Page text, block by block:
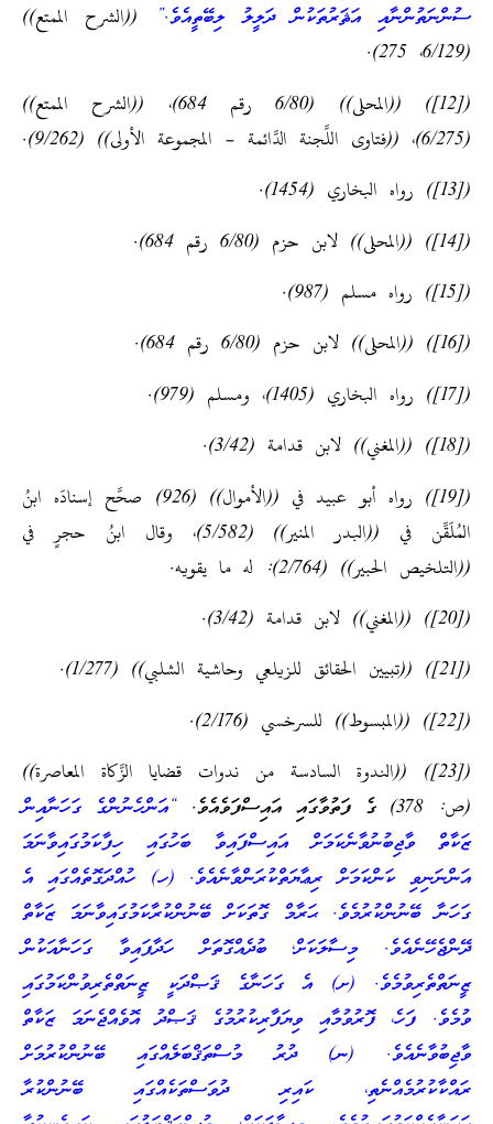
ސުންނަތުންނާއި އަޘަރުތަކުން ދަލީލު ލިބޭތީއެވެ.”
((الشرح الممتع))
(6/129، 275).
([12]) ((المحلى)) (6/80 رقم 684)، ((الشرح الممتع))
(6/275)، ((فتاوى اللَّجنة الدَّائمة – المجموعة الأولى)) (9/262).
([13]) رواه البخاري (1454).
([14]) ((المحلى)) لابن حزم (6/80 رقم 684).
([15]) رواه مسلم (987).
([16]) ((المحلى)) لابن حزم (6/80 رقم 684).
([17]) رواه البخاري (1405)، ومسلم (979).
([18]) ((المغني)) لابن قدامة (3/42).
([19]) رواه أبو عبيد في ((الأموال)) (926) صحَّح إسنادَه ابنُ
المُلَقِّن في ((البدر المنير)) (5/582)، وقال ابنُ حجرٍ في
((التلخيص الحبير)) (2/764): له ما يقويه.
([20]) ((المغني)) لابن قدامة (3/42).
([21]) ((تبيين الحقائق للزيلعي وحاشية الشلبي)) (1/277).
([22]) ((المبسوط)) للسرخسي (2/176).
([23]) ((الندوة السادسة من ندوات قضايا الزَّكاة المعاصرة))
(ص: 378) ގެ ފަތުވާގައި އައިސްފަވެއެވެ.
“އަންހެނުންގެ ގަހަނާއިން
ޒަކާތް ވާޖިބުނުވާނެކަމަށް އައިސްފައިވާ ބަހުގައި ހިފާކަމުގައިވާނަމަ
އަންނަނިވި ކަންކަމަށް ރިޢާޔަތްކުރަންވާނެއެވެ. (ހ) ހުއްދަގޮތެއްގައި އެ
ގަހަނާ ބޭނުންކުރުމެވެ. ޙަރާމް ގޮތަކަށް ބޭނުންކުރާކަމުގައިވާނަމަ ޒަކާތް
ދޭންޖެހޭނެއެވެ. މިސާލަކަށް؛ ބުދެއްގޮތަށް ހަދާފައިވާ ގަހަނާއަކުން
ޒީނަތްތެރިވުމެވެ. (ށ) އެ ގަހަނާގެ ޤަޞްދަކީ ޒީނަތްތެރިވުންކަމުގައި
ވުމެވެ. ފަހެ، ފޮރުވުމާއި ވިޔަފާރިކުރުމުގެ ޤަޞްދު އޮވެއްޖެނަމަ ޒަކާތް
ވާޖިބުވާނެއެވެ. (ނ) ދުރު މުސްތަޤްބަލެއްގައި ބޭނުންކުރުމަށް
ރައްކާކުރުމެއްނެތި، ކައިރި ދުވަސްތަކެއްގައި ބޭނުންކުރާ